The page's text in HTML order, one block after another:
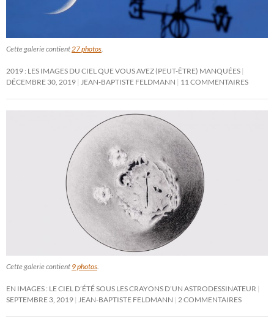
Cette galerie contient 27 photos
2019 : LES IMAGES DU CIEL QUE VOUS AVEZ (PEUT-ÊTRE) MANQUÉES
DÉCEMBRE 30, 2019
JEAN-BAPTISTE FELDMANN 11 COMMENTAIRES
Cette galerie contient 9 photos
EN IMAGES : LE CIEL D’ÉTÉ SOUS LES CRAYONS D’UN ASTRODESSINATEUR
SEPTEMBRE 3, 2019
JEAN-BAPTISTE FELDMANN 2 COMMENTAIRES